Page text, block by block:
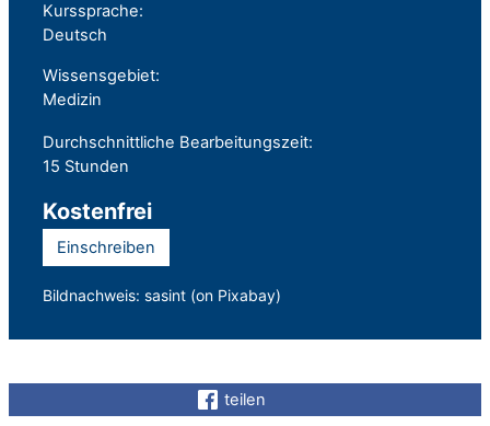
Kurssprache:
Deutsch
Wissensgebiet:
Medizin
Durchschnittliche Bearbeitungszeit:
15 Stunden
Kostenfrei
Einschreiben
Bildnachweis: sasint (on Pixabay)
teilen